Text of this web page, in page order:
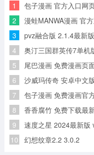
1 包子漫画 官方入口网
2 漫蛙MANWA漫画 官
3 pvz融合版 2.1.4最新
4 奥汀三国群英传7单机
5 尾巴漫画 免费漫画页
6 沙威玛传奇 安卓中文
7 包子漫画 免费漫画官
8 香香腐竹 免费下载最
9 速度之星 2024最新版
10 幻想纹章2.2 3.0.2